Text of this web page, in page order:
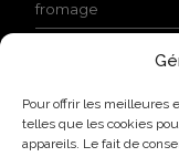
Pour offrir les meilleures
telles que les cookies
appareils. Le fait de
l
i
t
j
fromage
Lovo donne le
l’oeuf à Saint-